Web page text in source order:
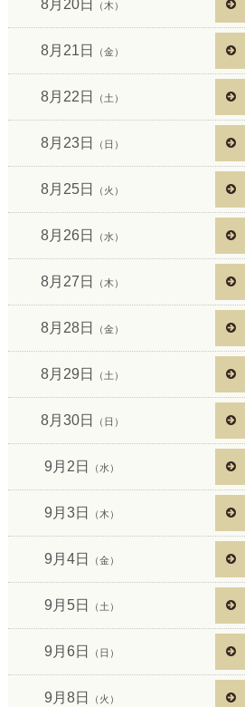
8月20日 （木）
8月21日 （金）
8月22日 （土）
8月23日 （日）
8月25日 （火）
8月26日 （水）
8月27日 （木）
8月28日 （金）
8月29日 （土）
8月30日 （日）
9月2日 （水）
9月3日 （木）
9月4日 （金）
9月5日 （土）
9月6日 （日）
9月8日 （火）